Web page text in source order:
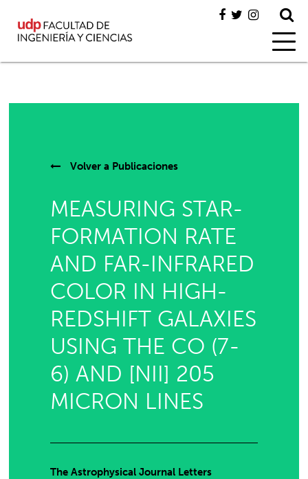
Volver a Publicaciones
MEASURING STAR-
FORMATION RATE
AND FAR-INFRARED
COLOR IN HIGH-
REDSHIFT GALAXIES
USING THE CO (7-
6) AND [NII] 205
MICRON LINES
The Astrophysical Journal Letters